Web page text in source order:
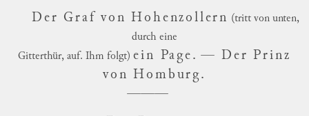
Der Graf von Hohenzollern (tritt von unten,
durch eine
Gitterthür, auf. Ihm folgt)ein Page. — Der Prinz
von Homburg.